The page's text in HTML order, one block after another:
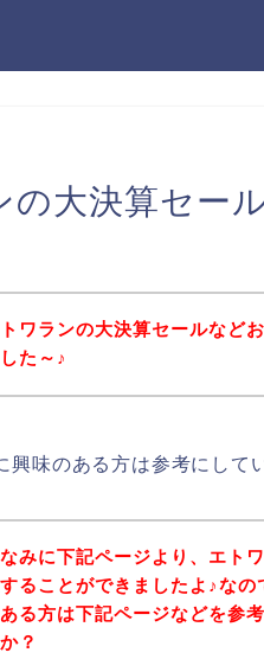
の大決算セー
ワランの大決算セールなど
た～♪
興味のある方は参考にして
みに下記ページより、エト
することができましたよ♪な
る方は下記ページなどを参
？